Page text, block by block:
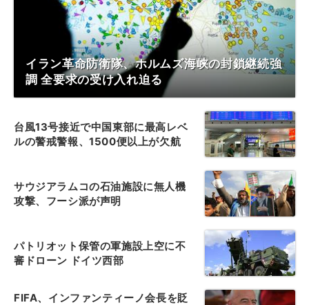
イラン革命防衛隊、ホルムズ海峡の封鎖継続強
調 全要求の受け入れ迫る
台風13号接近で中国東部に最高レベ
ルの警戒警報、1500便以上が欠航
サウジアラムコの石油施設に無人機
攻撃、フーシ派が声明
パトリオット保管の軍施設上空に不
審ドローン ドイツ西部
FIFA、インファンティーノ会長を貶